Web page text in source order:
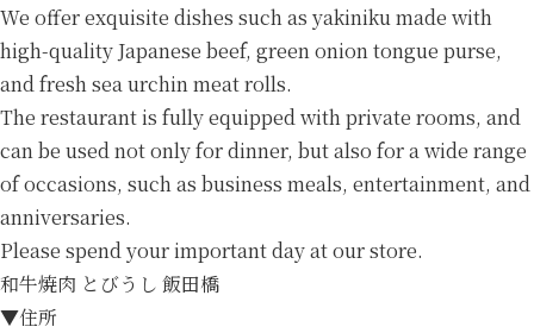
We offer exquisite dishes such as yakiniku made with
high-quality Japanese beef, green onion tongue purse,
and fresh sea urchin meat rolls.
The restaurant is fully equipped with private rooms, and
can be used not only for dinner, but also for a wide range
of occasions, such as business meals, entertainment, and
anniversaries.
Please spend your important day at our store.
和牛焼肉 とびうし 飯田橋
▼住所